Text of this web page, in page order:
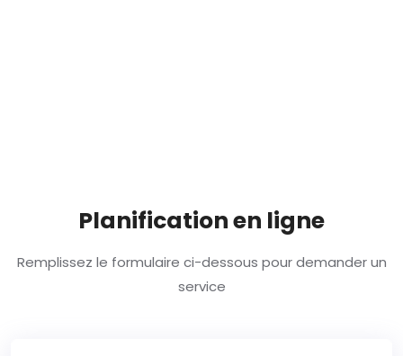
Planification en ligne
Remplissez le formulaire ci-dessous pour demander un
service